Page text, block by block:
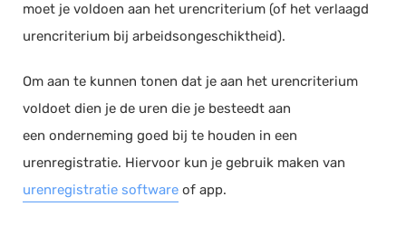
Planning
Werkbonnen
Rittenregistratie
Webshop
Kassa
Voorraadbeheer
ERP
moet je voldoen aan het urencriterium (of het verlaagd
urencriterium bij arbeidsongeschiktheid).
Om aan te kunnen tonen dat je aan het urencriterium
voldoet dien je de uren die je besteedt aan
een onderneming goed bij te houden in een
urenregistratie. Hiervoor kun je gebruik maken van
urenregistratie software of app.